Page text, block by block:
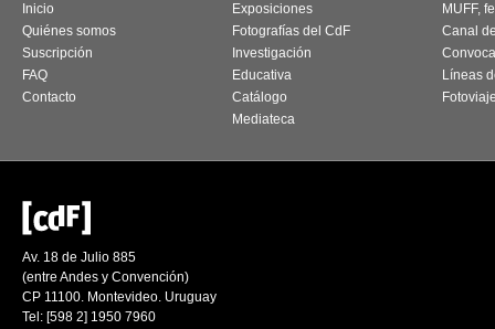
Inicio
Quiénes somos
Suscripción
FAQ
Contacto
Exposiciones
Fotografías del CdF
Investigación
Educativa
Catálogo
Mediateca
MUFF,
Canal
Líneas
Av. 18 de Julio 885
(entre Andes y Convención)
CP 11100. Montevideo. Uruguay
Tel: [598 2] 1950 7960